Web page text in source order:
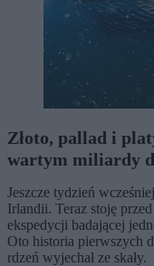
Złoto, pallad i
wartym miliardy
Jeszcze tydzień
Irlandii. Teraz stoję
ekspedycji badającej
Oto historia pierwszych
rdzeń wyjechał ze skały.